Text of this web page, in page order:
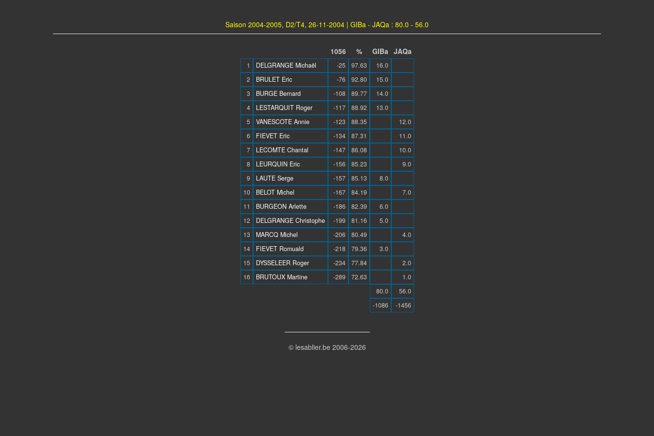
Saison 2004-2005, D2/T4, 26-11-2004 | GIBa - JAQa : 80.0 - 56.0
1056 % GIBa JAQa
1 DELGRANGE Michaël -25 97.63
16.0
2
BRULET Eric -76 92.80
15.0
3
BURGE Bernard -108 89.77
14.0
4
LESTARQUIT Roger -117 88.92
13.0
5
VANESCOTE Annie -123 88.35
12.0
6
FIEVET Eric -134 87.31
11.0
7
LECOMTE Chantal -147 86.08
10.0
8
LEURQUIN Eric -156 85.23
9.0
9
LAUTE Serge -157 85.13
8.0
10
BELOT Michel -167 84.19
7.0
11
BURGEON Arlette -186 82.39
6.0
12
DELGRANGE Christophe -199 81.16
5.0
13
MARCQ Michel -206 80.49
4.0
14
FIEVET Romuald -218 79.36
3.0
15
DYSSELEER Roger -234 77.84
2.0
16
BRUTOUX Martine -289 72.63
1.0
80.0
56.0
-1086
-1456
© lesablier.be 2006-2026